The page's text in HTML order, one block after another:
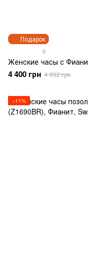
Подарок
9
Женские часы с
4 400 грн 4 992 грн
−11%